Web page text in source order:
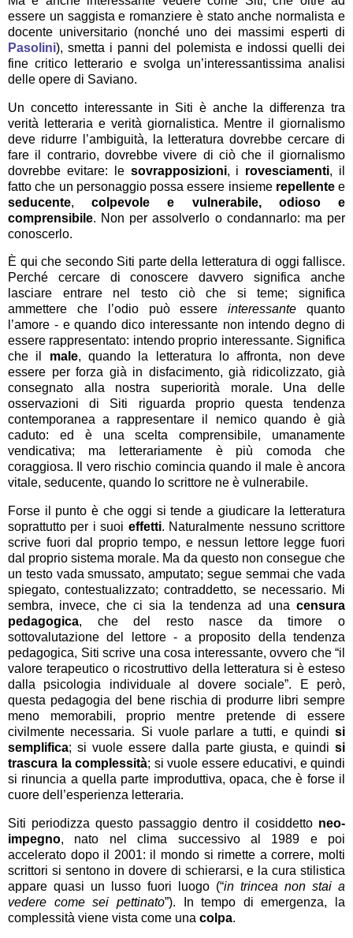
essere un saggista e romanziere è stato anche normalista e
docente universitario (nonché uno dei massimi esperti di
Pasolini), smetta i panni del polemista e indossi quelli dei
fine critico letterario e svolga un’interessantissima analisi
delle opere di Saviano.
Un concetto interessante in Siti è anche la differenza tra
verità letteraria e verità giornalistica. Mentre il giornalismo
deve ridurre l’ambiguità, la letteratura dovrebbe cercare di
fare il contrario, dovrebbe vivere di ciò che il giornalismo
dovrebbe evitare: le sovrapposizioni, i rovesciamenti, il
fatto che un personaggio possa essere insieme repellentee
seducente,colpevole e vulnerabile, odioso e
comprensibile. Non per assolverlo o condannarlo: ma per
conoscerlo.
È qui che secondo Siti parte della letteratura di oggi fallisce.
Perché cercare di conoscere davvero significa anche
lasciare entrare nel testo ciò che si teme; significa
ammettere che l’odio può essereinteressante quanto
l’amore - e quando dico interessante non intendo degno di
essere rappresentato: intendo proprio interessante. Significa
che il male, quando la letteratura lo affronta, non deve
essere per forza già in disfacimento, già ridicolizzato, già
consegnato alla nostra superiorità morale. Una delle
osservazioni di Siti riguarda proprio questa tendenza
contemporanea a rappresentare il nemico quando è già
caduto: ed è una scelta comprensibile, umanamente
vendicativa; ma letterariamente è più comoda che
coraggiosa. Il vero rischio comincia quando il male è ancora
vitale, seducente, quando lo scrittore ne è vulnerabile.
Forse il punto è che oggi si tende a giudicare la letteratura
soprattutto per i suoi effetti. Naturalmente nessuno scrittore
scrive fuori dal proprio tempo, e nessun lettore legge fuori
dal proprio sistema morale. Ma da questo non consegue che
un testo vada smussato, amputato; segue semmai che vada
spiegato, contestualizzato; contraddetto, se necessario. Mi
sembra, invece, che ci sia la tendenza ad una censura
pedagogica, che del resto nasce da timore o
sottovalutazione del lettore - a proposito della tendenza
pedagogica, Siti scrive una cosa interessante, ovvero che “il
valore terapeutico o ricostruttivo della letteratura si è esteso
dalla psicologia individuale al dovere sociale”. E però,
questa pedagogia del bene rischia di produrre libri sempre
meno memorabili, proprio mentre pretende di essere
civilmente necessaria. Si vuole parlare a tutti, e quindi si
semplifica; si vuole essere dalla parte giusta, e quindi si
trascura la complessità; si vuole essere educativi, e quindi
si rinuncia a quella parte improduttiva, opaca, che è forse il
cuore dell’esperienza letteraria.
Siti periodizza questo passaggio dentro il cosiddetto neo-
impegno, nato nel clima successivo al 1989 e poi
accelerato dopo il 2001: il mondo si rimette a correre, molti
scrittori si sentono in dovere di schierarsi, e la cura stilistica
appare quasi un lusso fuori luogo (“in trincea non stai a
vedere come sei pettinato”). In tempo di emergenza, la
complessità viene vista come una colpa.